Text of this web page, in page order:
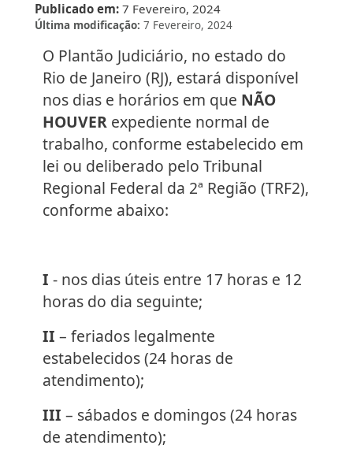
Publicado em 7 Fevereiro, 2024
Última modificação 7 Fevereiro, 2024
O Plantão Judiciário, no estado do
Rio de Janeiro (RJ), estará disponível
nos dias e horários em que NÃO
HOUVER expediente normal de
trabalho, conforme estabelecido em
lei ou deliberado pelo Tribunal
Regional Federal da 2ª Região (TRF2),
conforme abaixo:
I - nos dias úteis entre 17 horas e 12
horas do dia seguinte;
II – feriados legalmente
estabelecidos (24 horas de
atendimento);
III – sábados e domingos (24 horas
de atendimento);